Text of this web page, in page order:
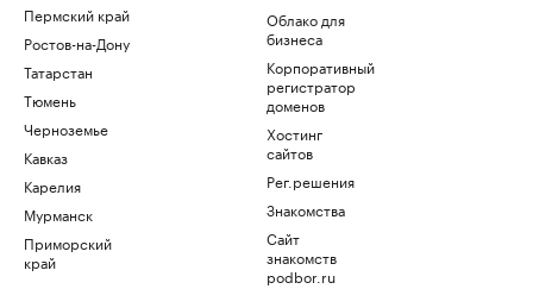
Пермский край
Ростов-на-Дону
Татарстан
Тюмень
Черноземье
Кавказ
Карелия
Мурманск
Приморский
край
Облако для
бизнеса
Корпоративный
регистратор
доменов
Хостинг
сайтов
Рег.решения
Знакомства
Сайт
знакомств
podbor.ru